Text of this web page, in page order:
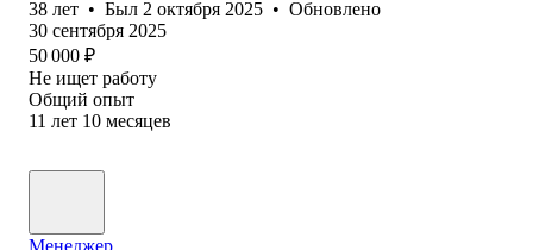
38 лет • Был 2 октября 2025 • Обновлено
30 сентября 2025
50 000 ₽
Не ищет работу
Общий опыт
11 лет 10 месяцев
Менеджер